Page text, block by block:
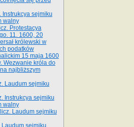
Instrukcya sejmiku
walny
Protestacya
11. 1600, 20
królewski w
podatków
15 maja 1600
Wezwanie króla do
najbliższym
Laudum sejmiku
Instrukcya sejmiku
walny
Laudum sejmiku
sejmiku